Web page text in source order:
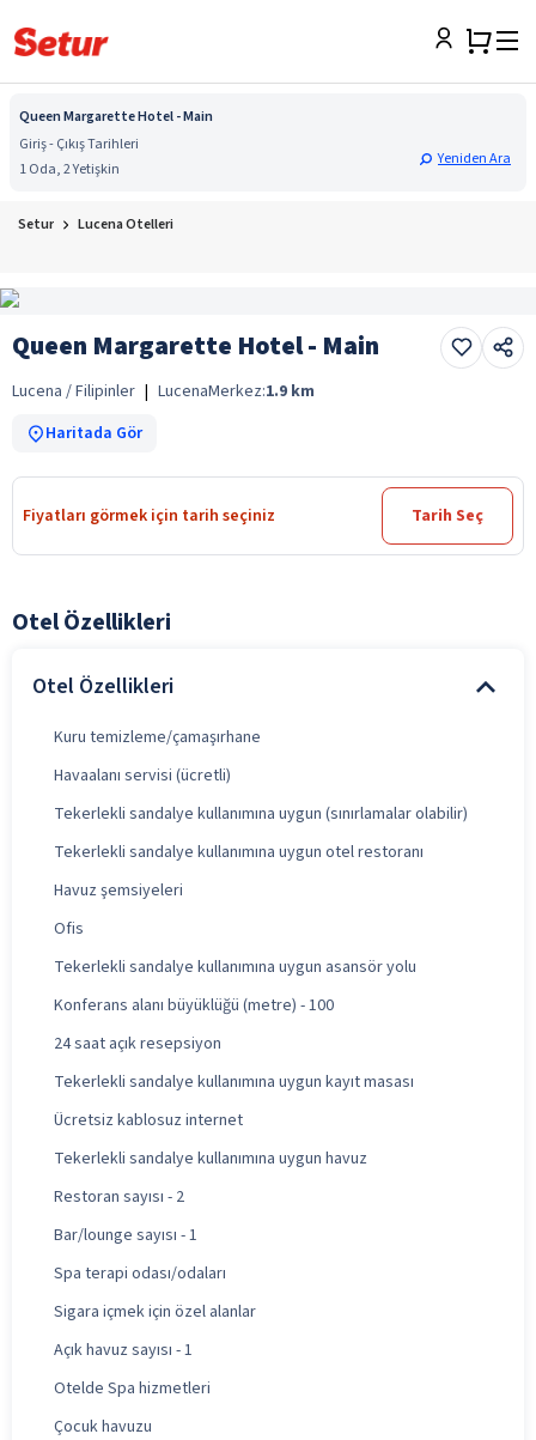
Queen Margarette Hotel - Main
Giriş - Çıkış Tarihleri
1 Oda, 2 Yetişkin
Yeniden Ara
Setur Lucena Otelleri
Queen Margarette Hotel - Main
Lucena / Filipinler | LucenaMerkez:1.9 km
Haritada Gör
Fiyatları görmek için tarih seçiniz Tarih Seç
Otel Özellikleri
Otel Özellikleri
Kuru temizleme/çamaşırhane
Havaalanı servisi (ücretli)
Tekerlekli sandalye kullanımına uygun (sınırlamalar olabilir)
Tekerlekli sandalye kullanımına uygun otel restoranı
Havuz şemsiyeleri
Ofis
Tekerlekli sandalye kullanımına uygun asansör yolu
Konferans alanı büyüklüğü (metre) - 100
24 saat açık resepsiyon
Tekerlekli sandalye kullanımına uygun kayıt masası
Ücretsiz kablosuz internet
Tekerlekli sandalye kullanımına uygun havuz
Restoran sayısı - 2
Bar/lounge sayısı - 1
Spa terapi odası/odaları
Sigara içmek için özel alanlar
Açık havuz sayısı - 1
Otelde Spa hizmetleri
Çocuk havuzu